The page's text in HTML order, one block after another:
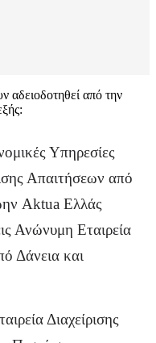
αδειοδοτηθεί από την
Υπηρεσίες
Απαιτήσεων από
Aktua Ελλάς
Ανώνυμη Εταιρεία
Δάνεια και
Διαχείρισης